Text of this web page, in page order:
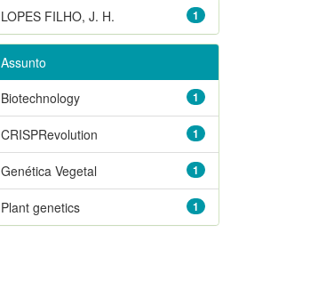
1
LOPES FILHO, J. H.
Assunto
1
Biotechnology
1
CRISPRevolution
1
Genética Vegetal
1
Plant genetics